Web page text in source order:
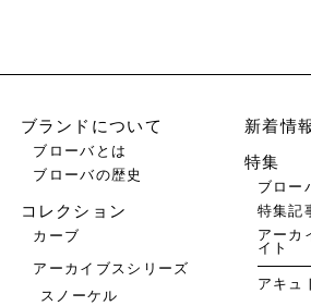
ブランドについて
ブローバとは
ブローバの歴史
コレクション
カーブ
アーカイブスシリーズ
スノーケル
新着情
特集
ブロー
特集記
アーカ
イト
アキュ